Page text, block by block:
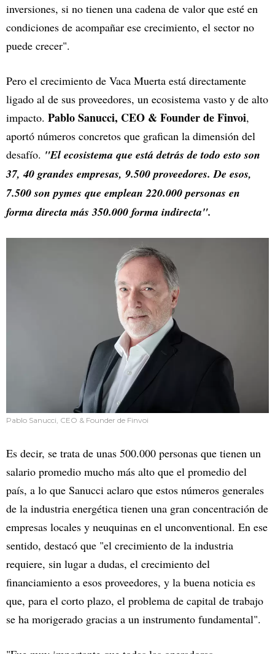
inversiones, si no tienen una cadena de valor que esté en
condiciones de acompañar ese crecimiento, el sector no
puede crecer".
Pero el crecimiento de Vaca Muerta está directamente
ligado al de sus proveedores, un ecosistema vasto y de alto
impacto. Pablo Sanucci, CEO & Founder de Finvoi,
aportó números concretos que grafican la dimensión del
desafío. "El ecosistema que está detrás de todo esto son
37, 40 grandes empresas, 9.500 proveedores. De esos,
7.500 son pymes que emplean 220.000 personas en
forma directa más 350.000 forma indirecta".
Pablo Sanucci, CEO & Founder de Finvoi
Es decir, se trata de unas 500.000 personas que tienen un
salario promedio mucho más alto que el promedio del
país, a lo que Sanucci aclaro que estos números generales
de la industria energética tienen una gran concentración de
empresas locales y neuquinas en el unconventional. En ese
sentido, destacó que "el crecimiento de la industria
requiere, sin lugar a dudas, el crecimiento del
financiamiento a esos proveedores, y la buena noticia es
que, para el corto plazo, el problema de capital de trabajo
se ha morigerado gracias a un instrumento fundamental".